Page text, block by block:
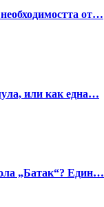
от…
или как една…
„Батак“? Един…